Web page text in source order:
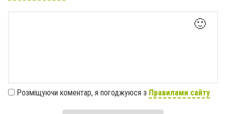
🙂
Розміщуючи коментар, я погоджуюся з Правилами сайту